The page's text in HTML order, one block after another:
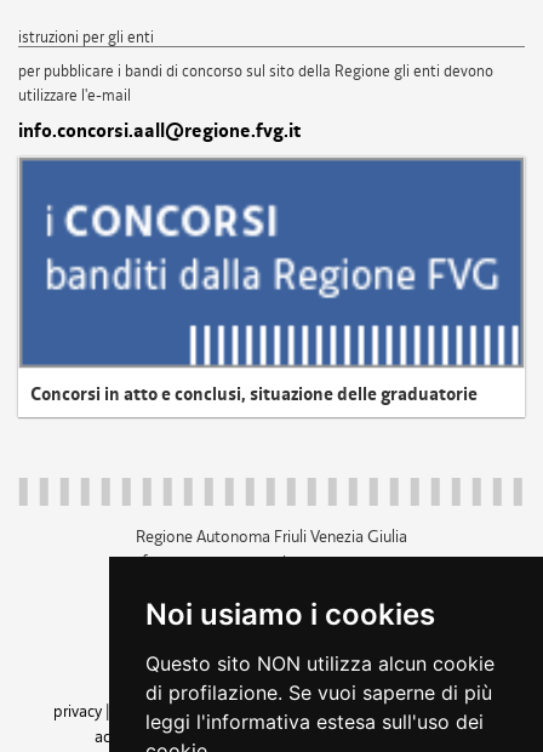
Noi usiamo i cookies
Questo sito NON utilizza alcun cookie
di profilazione. Se vuoi saperne di più
leggi l'informativa estesa sull'uso dei
istruzioni per gli enti
per pubblicare i bandi di concorso sul sito della Regione gli enti devono
utilizzare l'e-mail
info.concorsi.aall@regione.fvg.it
Concorsi in atto e conclusi, situazione delle graduatorie
Regione Autonoma Friuli Venezia Giulia
c.f. 80014930327; p.iva 00526040324
+39 040 3771111
amministrazione trasparente
privacy
cookie |note legali accessibilità
dichiarazione di
accessibilità| feedback cambio preferenze cookie